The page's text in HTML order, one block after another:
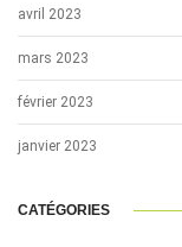
avril 2023
mars 2023
février 2023
janvier 2023
CATÉGORIES